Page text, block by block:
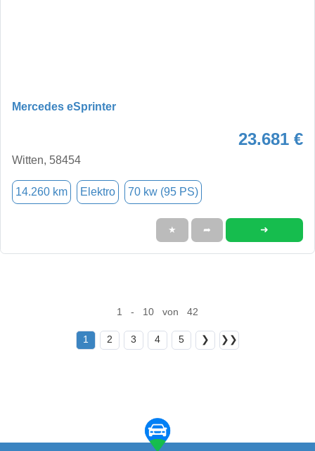
Mercedes eSprinter
23.681 €
Witten, 58454
14.260 km Elektro 70 kw (95 PS)
★ ➦ ➜
1 - 10 von 42
1 2 3 4 5 ❯ ❯❯